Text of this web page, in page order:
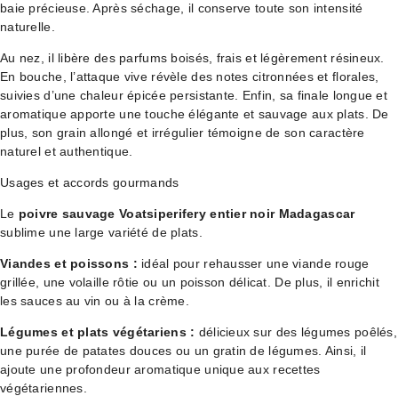
baie précieuse. Après séchage, il conserve toute son intensité
naturelle.
Au nez, il libère des parfums boisés, frais et légèrement résineux.
En bouche, l’attaque vive révèle des notes citronnées et florales,
suivies d’une chaleur épicée persistante. Enfin, sa finale longue et
aromatique apporte une touche élégante et sauvage aux plats. De
plus, son grain allongé et irrégulier témoigne de son caractère
naturel et authentique.
Usages et accords gourmands
Le poivre sauvage Voatsiperifery entier noir Madagascar
sublime une large variété de plats.
Viandes et poissons : idéal pour rehausser une viande rouge
grillée, une volaille rôtie ou un poisson délicat. De plus, il enrichit
les sauces au vin ou à la crème.
Légumes et plats végétariens : délicieux sur des légumes poêlés,
une purée de patates douces ou un gratin de légumes. Ainsi, il
ajoute une profondeur aromatique unique aux recettes
végétariennes.